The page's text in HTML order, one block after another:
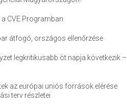
CVE Programban
átfogó, országos ellenőrzése
legkritikusabb öt napja következik –
az európai uniós források elérése
terv részletei